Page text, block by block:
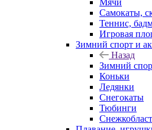
Мячи
Самокаты,
Теннис,
Игровая
Зимний спорт и
Назад
Зимний
Коньки
Ледянки
Снегокаты
Тюбинги